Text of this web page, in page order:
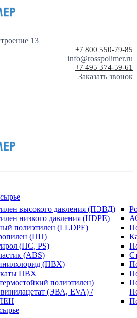
13
+7 800 550-79-85
info@rosspolimer.ru
+7 495 374-59-61
Заказать звонок
высокого давления (ПЭВД)
низкого давления (HDPE)
полиэтилен (LLDPE)
(ПП)
(ПС, PS)
(ABS)
(ПВХ)
ПВХ
полиэтилен)
(ЭВА, EVA) /